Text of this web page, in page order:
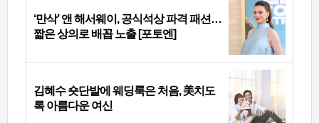
‘만삭’ 앤 해서웨이, 공식석상 파격 패션…
짧은 상의로 배꼽 노출 [포토엔]
김혜수 숏단발에 웨딩룩은 처음, 美치도
록 아름다운 여신